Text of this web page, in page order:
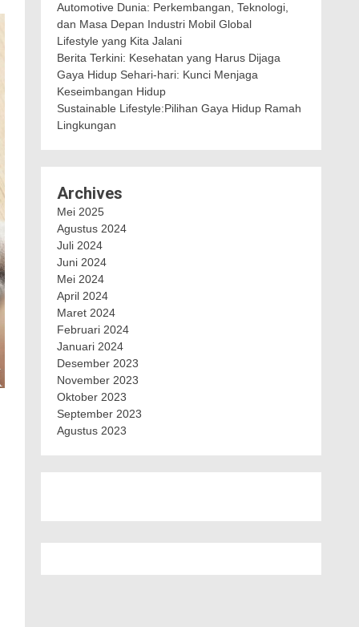
Automotive Dunia: Perkembangan, Teknologi,
dan Masa Depan Industri Mobil Global
Lifestyle yang Kita Jalani
Berita Terkini: Kesehatan yang Harus Dijaga
Gaya Hidup Sehari-hari: Kunci Menjaga
Keseimbangan Hidup
Sustainable Lifestyle:Pilihan Gaya Hidup Ramah
Lingkungan
Archives
Mei 2025
Agustus 2024
Juli 2024
Juni 2024
Mei 2024
April 2024
Maret 2024
Februari 2024
Januari 2024
Desember 2023
November 2023
Oktober 2023
September 2023
Agustus 2023